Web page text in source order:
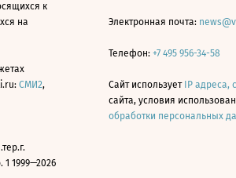
к
на
СМИ2,
1999—2026
Электронная почта:
Телефон: +7 495 956-34-58
Сайт использует IP
сайта, условия
обработки персональных